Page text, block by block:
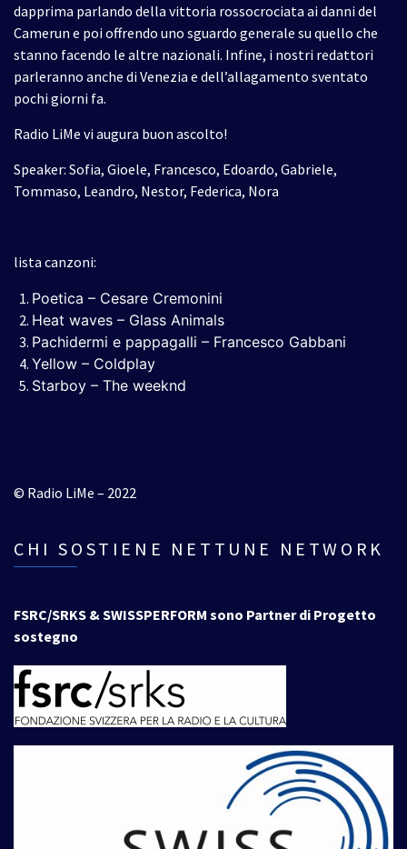
dapprima parlando della vittoria rossocrociata ai danni del
Camerun e poi offrendo uno sguardo generale su quello che
stanno facendo le altre nazionali. Infine, i nostri redattori
parleranno anche di Venezia e dell’allagamento sventato
pochi giorni fa.
Radio LiMe vi augura buon ascolto!
Speaker: Sofia, Gioele, Francesco, Edoardo, Gabriele,
Tommaso, Leandro, Nestor, Federica, Nora
lista canzoni:
Poetica – Cesare Cremonini
Heat waves – Glass Animals
Pachidermi e pappagalli – Francesco Gabbani
Yellow – Coldplay
Starboy – The weeknd
© Radio LiMe – 2022
CHI SOSTIENE NETTUNE NETWORK
FSRC/SRKS & SWISSPERFORM sono Partner di Progetto
sostegno